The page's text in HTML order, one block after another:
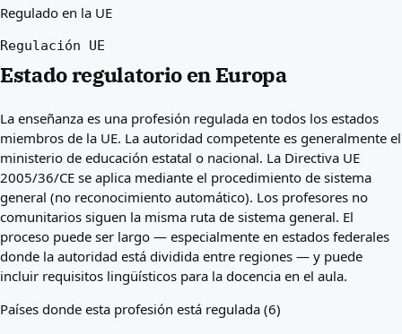
Profesiones
Reconocimiento de cualificaciones
Guías de llegada
Herramientas
Buscador de vías de visa
Dificultad de vías
Comparación de países
Comparaciones de visado
Regulado en la UE
Regulación UE
Estado regulatorio en Europa
La enseñanza es una profesión regulada en todos los estados
miembros de la UE. La autoridad competente es generalmente el
ministerio de educación estatal o nacional. La Directiva UE
2005/36/CE se aplica mediante el procedimiento de sistema
general (no reconocimiento automático). Los profesores no
comunitarios siguen la misma ruta de sistema general. El
proceso puede ser largo — especialmente en estados federales
donde la autoridad está dividida entre regiones — y puede
incluir requisitos lingüísticos para la docencia en el aula.
Países donde esta profesión está regulada (6)